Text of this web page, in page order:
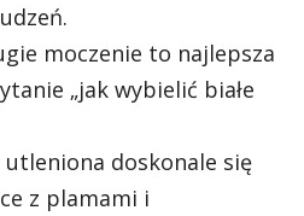
moczenie to najlepsza
„jak wybielić białe
doskonale się
z plamami i